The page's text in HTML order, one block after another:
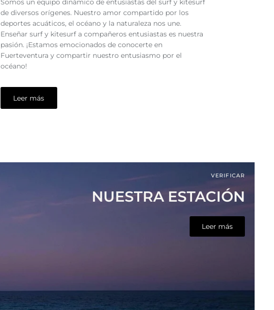
Somos un equipo dinámico de entusiastas del surf y kitesurf
de diversos orígenes. Nuestro amor compartido por los
deportes acuáticos, el océano y la naturaleza nos une.
Enseñar surf y kitesurf a compañeros entusiastas es nuestra
pasión. ¡Estamos emocionados de conocerte en
Fuerteventura y compartir nuestro entusiasmo por el
océano!
Leer más
VERIFICAR
NUESTRA ESTACIÓN
Leer más